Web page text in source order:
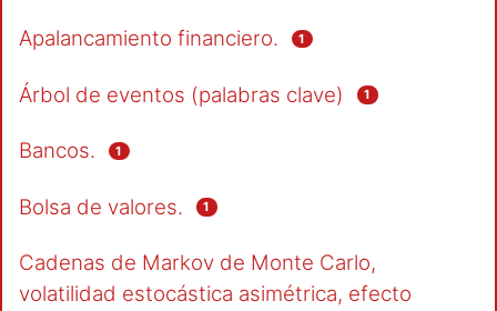
Apalancamiento financiero. 1
Árbol de eventos (palabras clave) 1
Bancos. 1
Bolsa de valores. 1
Cadenas de Markov de Monte Carlo,
volatilidad estocástica asimétrica, efecto